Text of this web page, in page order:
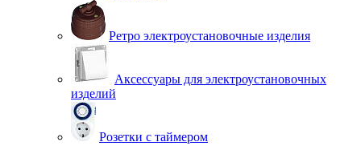
Ретро электроустановочные изделия
Аксессуары для электроустановочных
изделий
Розетки с таймером